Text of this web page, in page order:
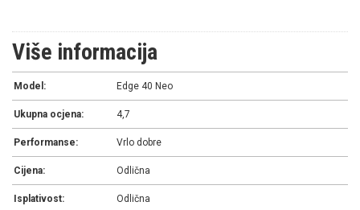
Više informacija
Model: Edge 40 Neo
Ukupna ocjena: 4,7
Performanse: Vrlo dobre
Cijena: Odlična
Isplativost: Odlična